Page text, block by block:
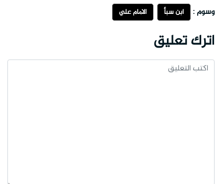
وسوم : ابن سبأ الامام علي
اترك تعليق